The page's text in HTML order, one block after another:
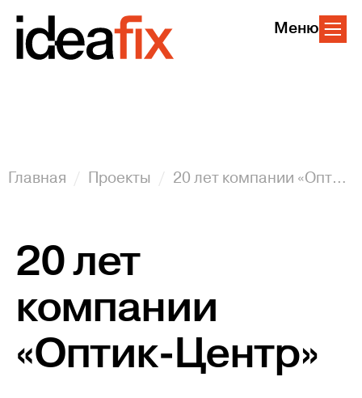
Меню
20 лет
компании
«Оптик-Центр»
Главная Проекты 20 лет компании «Оптик-Центр»